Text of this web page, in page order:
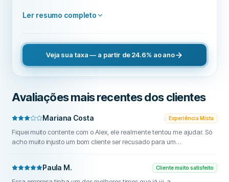
Ler resumo completo
Veja sua taxa — a partir de 24.6% ao ano
Avaliações mais recentes dos clientes
Mariana Costa Experiência Mista
Fiquei muito contente com o Alex, ele realmente tentou me ajudar. Só
acho muito injusto um bom cliente ser recusado para um
foi feito por terceiros. Não tem nada a ver comigo, foi o seu escritório ou
Paula M. Cliente muito satisfeito